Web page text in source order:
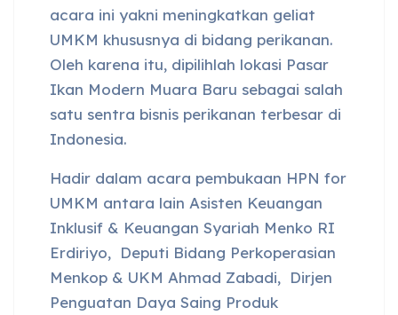
acara ini yakni meningkatkan geliat
UMKM khususnya di bidang perikanan.
Oleh karena itu, dipilihlah lokasi Pasar
Ikan Modern Muara Baru sebagai salah
satu sentra bisnis perikanan terbesar di
Indonesia.
Hadir dalam acara pembukaan HPN for
UMKM antara lain Asisten Keuangan
Inklusif & Keuangan Syariah Menko RI
Erdiriyo, Deputi Bidang Perkoperasian
Menkop & UKM Ahmad Zabadi, Dirjen
Penguatan Daya Saing Produk